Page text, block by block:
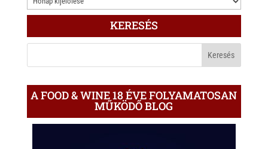
ÍRÁS
KERESÉS
A FOOD & WINE 18 ÉVE FOLYAMATOSAN
MŰKÖDŐ BLOG